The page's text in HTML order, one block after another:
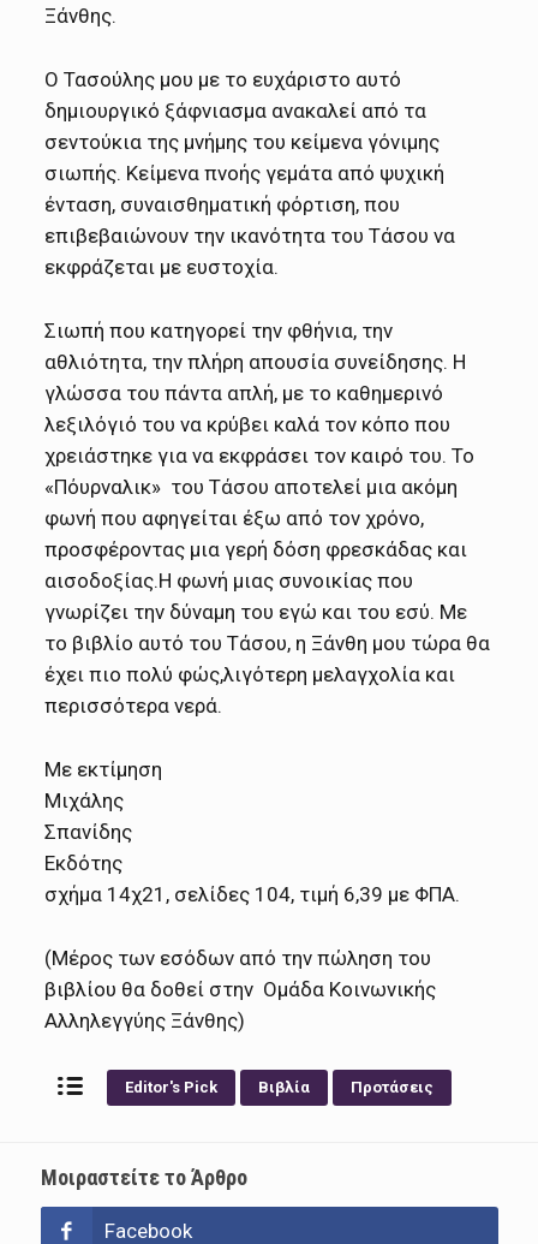
Ξάνθης.
Ο Τασούλης μου με το ευχάριστο αυτό
δημιουργικό ξάφνιασμα ανακαλεί από τα
σεντούκια της μνήμης του κείμενα γόνιμης
σιωπής. Κείμενα πνοής γεμάτα από ψυχική
ένταση, συναισθηματική φόρτιση, που
επιβεβαιώνουν την ικανότητα του Τάσου να
εκφράζεται με ευστοχία.
Σιωπή που κατηγορεί την φθήνια, την
αθλιότητα, την πλήρη απουσία συνείδησης. Η
γλώσσα του πάντα απλή, με το καθημερινό
λεξιλόγιό του να κρύβει καλά τον κόπο που
χρειάστηκε για να εκφράσει τον καιρό του. Το
«Πόυρναλικ» του Τάσου αποτελεί μια ακόμη
φωνή που αφηγείται έξω από τον χρόνο,
προσφέροντας μια γερή δόση φρεσκάδας και
αισοδοξίας.Η φωνή μιας συνοικίας που
γνωρίζει την δύναμη του εγώ και του εσύ. Με
το βιβλίο αυτό του Τάσου, η Ξάνθη μου τώρα θα
έχει πιο πολύ φώς,λιγότερη μελαγχολία και
περισσότερα νερά.
Με εκτίμηση
Μιχάλης
Εκδότης
σχήμα 14χ21, σελίδες 104, τιμή 6,39 με ΦΠΑ.
(Μέρος των εσόδων από την πώληση του
βιβλίου θα δοθεί στην Ομάδα Κοινωνικής
Αλληλεγγύης Ξάνθης)
Editor's Pick Βιβλία Προτάσεις
Μοιραστείτε το Άρθρο
Facebook